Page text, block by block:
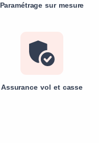
Paramétrage sur mesure
Assurance vol et casse